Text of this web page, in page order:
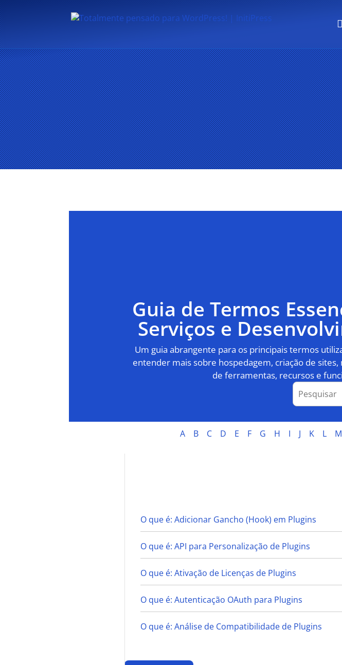
Guia de Termos
Serviços e
Um guia abrangente para os principais termos
entender mais sobre hospedagem, criação de
de ferramentas, recursos e
A B C D E F G H I J K L M
O que é: Adicionar Gancho (Hook) em Plugins
O que é: API para Personalização de Plugins
O que é: Ativação de Licenças de Plugins
O que é: Autenticação OAuth para Plugins
O que é: Análise de Compatibilidade de Plugins